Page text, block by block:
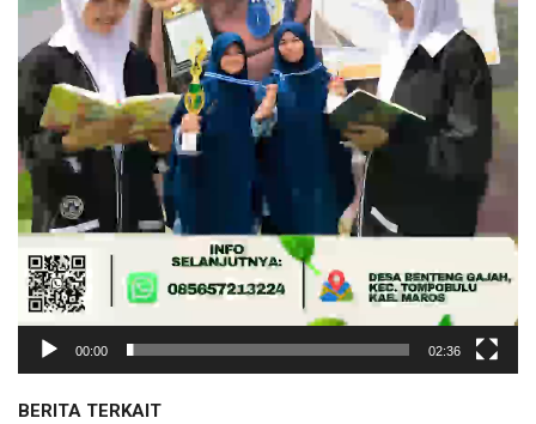
00:00 02:36
BERITA TERKAIT